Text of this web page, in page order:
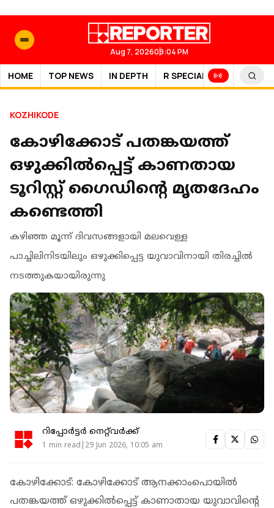
Aug 7, 202609:04 PM
HOME TOP NEWS IN DEPTH R SPECIAL SPORTS
KOZHIKODE
കോഴിക്കോട് പതങ്കയത്ത്
ഒഴുക്കില്‍പ്പെട്ട് കാണതായ
ടൂറിസ്റ്റ് ഗൈഡിൻ്റെ മൃതദേഹം
കണ്ടെത്തി
കഴിഞ്ഞ മൂന്ന് ദിവസങ്ങളായി മലവെള്ള
പാച്ചിലിനിടയിലും ഒഴുക്കിപ്പെട്ട യുവാവിനായി തിരച്ചില്‍
നടത്തുകയായിരുന്നു
റിപ്പോർട്ടർ നെറ്റ്‌വര്‍ക്ക്‌
1 min read|29 Jun 2026, 10:05 am
കോഴിക്കോട്: കോഴിക്കോട് ആനക്കാംപൊയില്‍
പതങ്കയത്ത് ഒഴുക്കില്‍പ്പെട്ട് കാണാതായ യുവാവിന്റെ